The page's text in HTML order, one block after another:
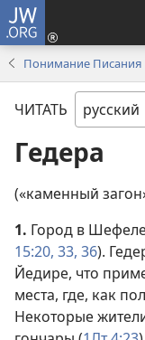
JW.ORG
Понимание Писания
ЧИТАТЬ
Гедера
(«каменный
1. Город в
15:20, 33, 36).
Йедире, что
места, где, как
Некоторые